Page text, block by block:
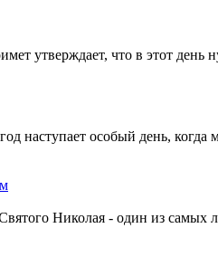
утверждает, что в этот
наступает особый день,
Николая - один из самых